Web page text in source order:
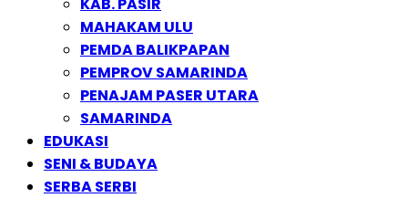
MAHAKAM ULU
PEMDA BALIKPAPAN
PEMPROV SAMARINDA
PENAJAM PASER UTARA
SAMARINDA
EDUKASI
SENI & BUDAYA
SERBA SERBI